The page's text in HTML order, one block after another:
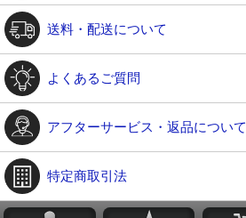
送料・配送について
よくあるご質問
アフターサービス・返品について
特定商取引法